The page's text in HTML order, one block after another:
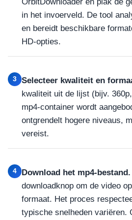
in het invoerveld. De tool
en bereidt beschikbare
HD-opties.
3 Selecteer kwaliteit en
kwaliteit uit de lijst (bijv.
mp4-container wordt
ontgrendelt hogere niveaus,
vereist.
4 Download het mp4-bestand.
downloadknop om de video
formaat. Het proces
typische snelheden variëren.